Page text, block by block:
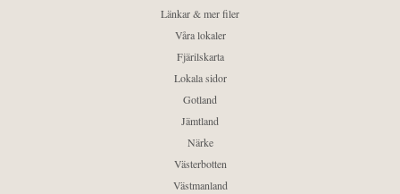
Länkar & mer filer
Våra lokaler
Fjärilskarta
Lokala sidor
Gotland
Jämtland
Närke
Västerbotten
Västmanland